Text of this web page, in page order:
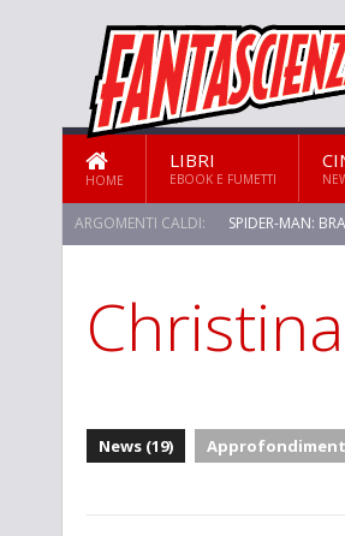
HOME
LIBRI
EBOOK E FUMETTI
ARGOMENTI CALDI: SPIDER-MAN:
STAR TREK: STRANGE NEW WORLDS
News (19)